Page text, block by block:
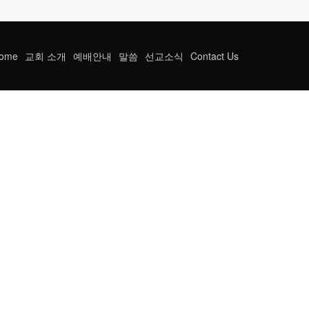
교회 소개 예배안내 말씀 선교소식 Contact Us